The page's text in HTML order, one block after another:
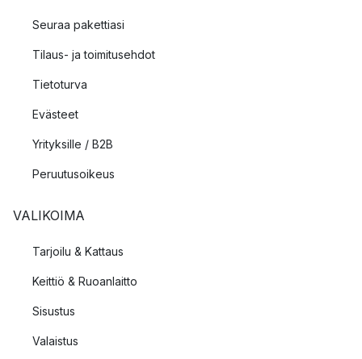
Seuraa pakettiasi
Tilaus- ja toimitusehdot
Tietoturva
Evästeet
Yrityksille / B2B
Peruutusoikeus
VALIKOIMA
Tarjoilu & Kattaus
Keittiö & Ruoanlaitto
Sisustus
Valaistus